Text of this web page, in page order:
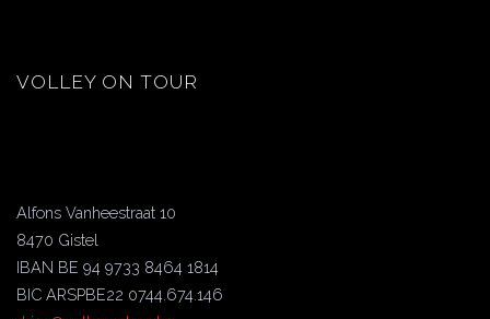
VOLLEY ON TOUR
Alfons Vanheestraat 10
8470 Gistel
IBAN BE 94 9733 8464 1814
BIC ARSPBE22 0744.674.146